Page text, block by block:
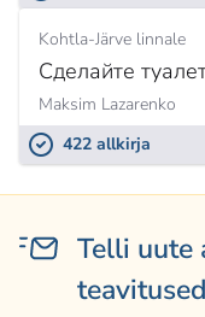
Kohtla-Järve linnale
Сделайте
Maksim Lazarenko
422 allkirja
Telli uute
teavitused